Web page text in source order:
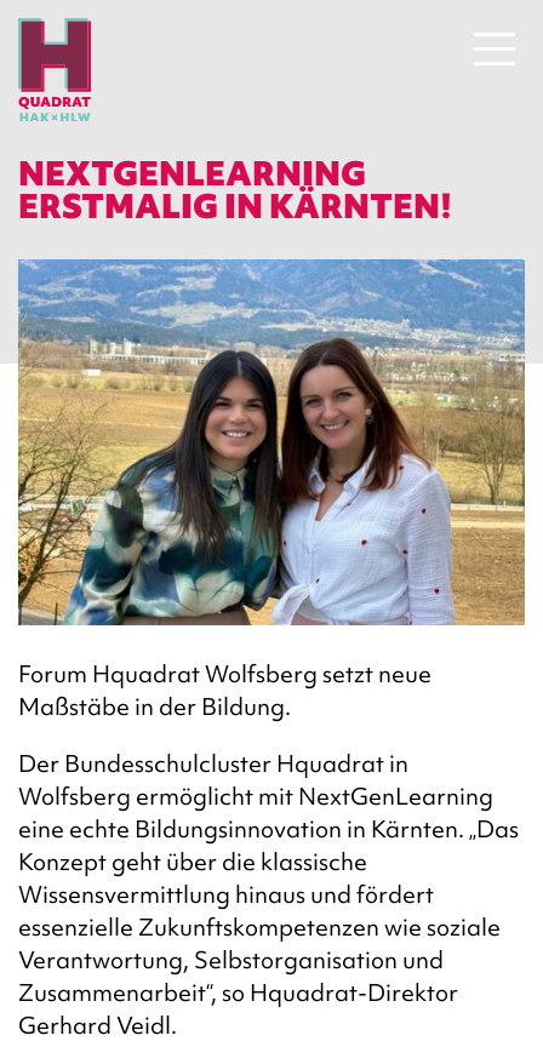
NEXTGENLEARNING
ERSTMALIG IN KÄRNTEN!
Forum Hquadrat Wolfsberg setzt neue
Maßstäbe in der Bildung.
Der Bundesschulcluster Hquadrat in
Wolfsberg ermöglicht mit NextGenLearning
eine echte Bildungsinnovation in Kärnten.„Das
Konzept geht über die klassische
Wissensvermittlung hinaus und fördert
essenzielle Zukunftskompetenzen wie soziale
Verantwortung, Selbstorganisation und
Zusammenarbeit“, so Hquadrat-Direktor
Gerhard Veidl.